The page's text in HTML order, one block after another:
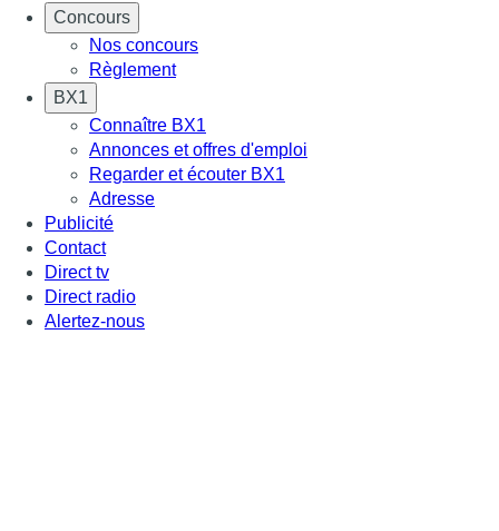
Concours
Nos concours
Règlement
BX1
Connaître BX1
Annonces et offres d'emploi
Regarder et écouter BX1
Adresse
Publicité
Contact
Direct tv
Direct radio
Alertez-nous